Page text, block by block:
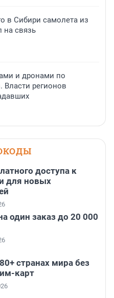
в Сибири самолета из
на связь
и дронами по
Власти регионов
доступа к
для новых
один заказ до 20 000
странах мира без
карт